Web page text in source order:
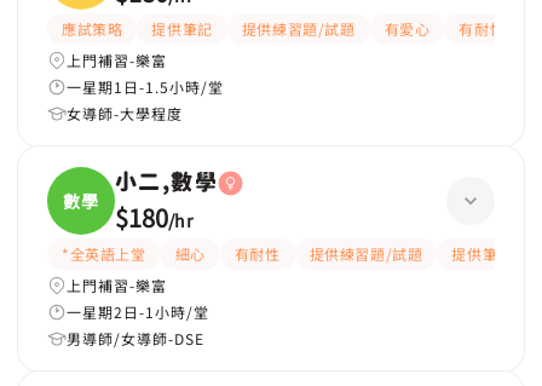
應試策略 提供筆記 提供練習題/試題 有愛心
有耐性
上門補習-樂富
一星期1日-1.5小時/堂
女導師-大學程度
數學
小二,數學
$180/hr
*全英語上堂 細心 有耐性 提供練習題/試題 提供筆記
上門補習-樂富
一星期2日-1小時/堂
男導師/女導師-DSE